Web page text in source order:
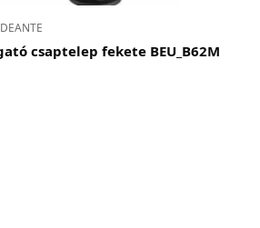
DEANTE
csaptelep fekete BEU_B62M